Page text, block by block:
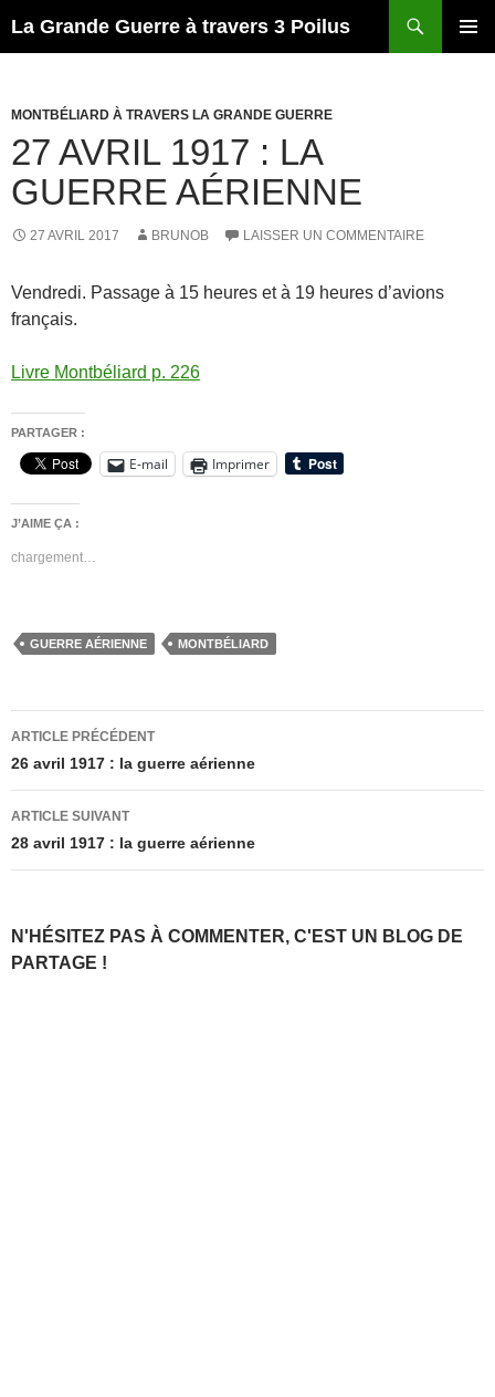
La Grande Guerre à travers 3 Poilus
MONTBÉLIARD À TRAVERS LA GRANDE GUERRE
27 AVRIL 1917 : LA
GUERRE AÉRIENNE
27 AVRIL 2017 BRUNOB LAISSER UN COMMENTAIRE
Vendredi. Passage à 15 heures et à 19 heures d’avions
français.
Livre Montbéliard p. 226
PARTAGER :
E-mail Imprimer
J’AIME ÇA :
chargement…
GUERRE AÉRIENNE MONTBÉLIARD
Navigation
des
articles
ARTICLE PRÉCÉDENT
26 avril 1917 : la guerre aérienne
ARTICLE SUIVANT
28 avril 1917 : la guerre aérienne
N'HÉSITEZ PAS À COMMENTER, C'EST UN BLOG DE
PARTAGE !